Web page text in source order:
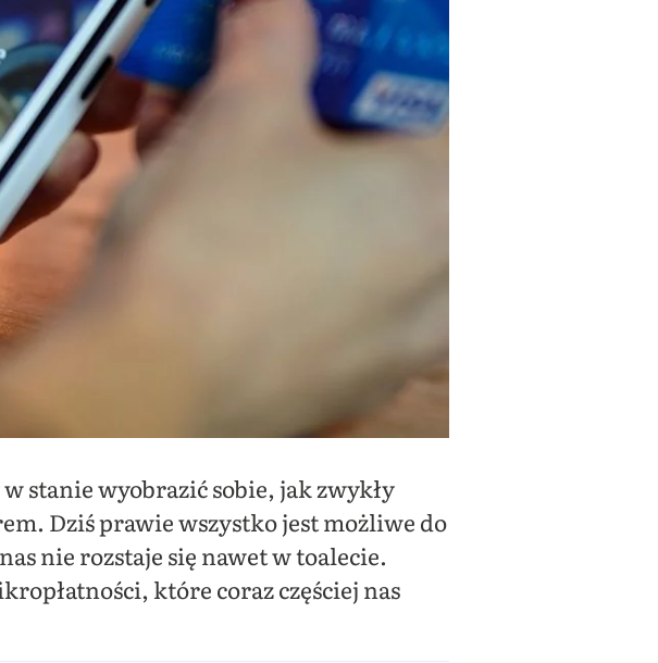
stanie wyobrazić sobie, jak zwykły
Dziś prawie wszystko jest możliwe do
nie rozstaje się nawet w toalecie.
które coraz częściej nas